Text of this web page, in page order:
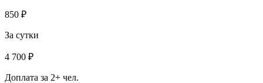
850 ₽
За сутки
4 700 ₽
Доплата за 2+ чел.